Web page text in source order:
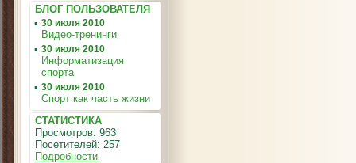
БЛОГ ПОЛЬЗОВАТЕЛЯ
▪ 30 июля 2010
Видео-тренинги
▪ 30 июля 2010
Информатизация
спорта
▪ 30 июля 2010
Спорт как часть жизни
СТАТИСТИКА
Просмотров: 963
Посетителей: 257
Подробности